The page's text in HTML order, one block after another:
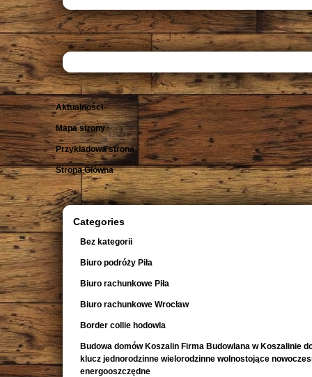
Aktualności
Mapa strony
Przykładowa strona
Strona Główna
Categories
Bez kategorii
Biuro podróży Piła
Biuro rachunkowe Piła
Biuro rachunkowe Wrocław
Border collie hodowla
Budowa domów Koszalin Firma Budowlana w Koszalinie
klucz jednorodzinne wielorodzinne wolnostojące
energooszczędne